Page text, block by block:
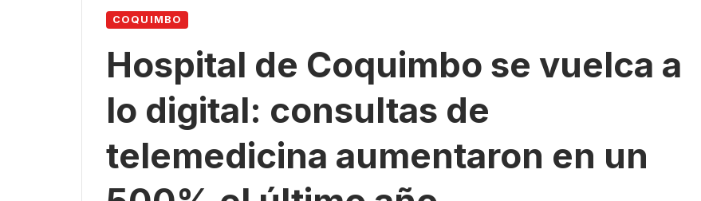
COQUIMBO
Hospital de Coquimbo se vuelca a
lo digital: consultas de
telemedicina aumentaron en un